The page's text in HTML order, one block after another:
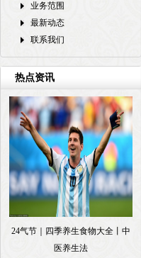
业务范围
最新动态
联系我们
热点资讯
24气节｜四季养生食物大全丨中
医养生法